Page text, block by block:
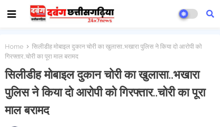
Home
सिलीडीह मोबाइल दुकान चोरी का खुलासा..भखारा पुलिस ने किया दो आरोपी को
गिरफ्तार..चोरी का पूरा माल बरामद
सिलीडीह मोबाइल दुकान चोरी का खुलासा..भखारा
पुलिस ने किया दो आरोपी को गिरफ्तार..चोरी का पूरा
माल बरामद